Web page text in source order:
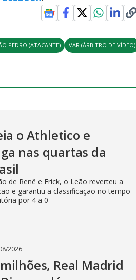
PEDRO (ATACANTE) VAR (ÁRBITRO DE VÍDEO)
o Athletico e
nas quartas da
de Renê e Erick, o Leão reverteu a
e garantiu a classificação no tempo
por 4 a 0
2026
Real Madrid